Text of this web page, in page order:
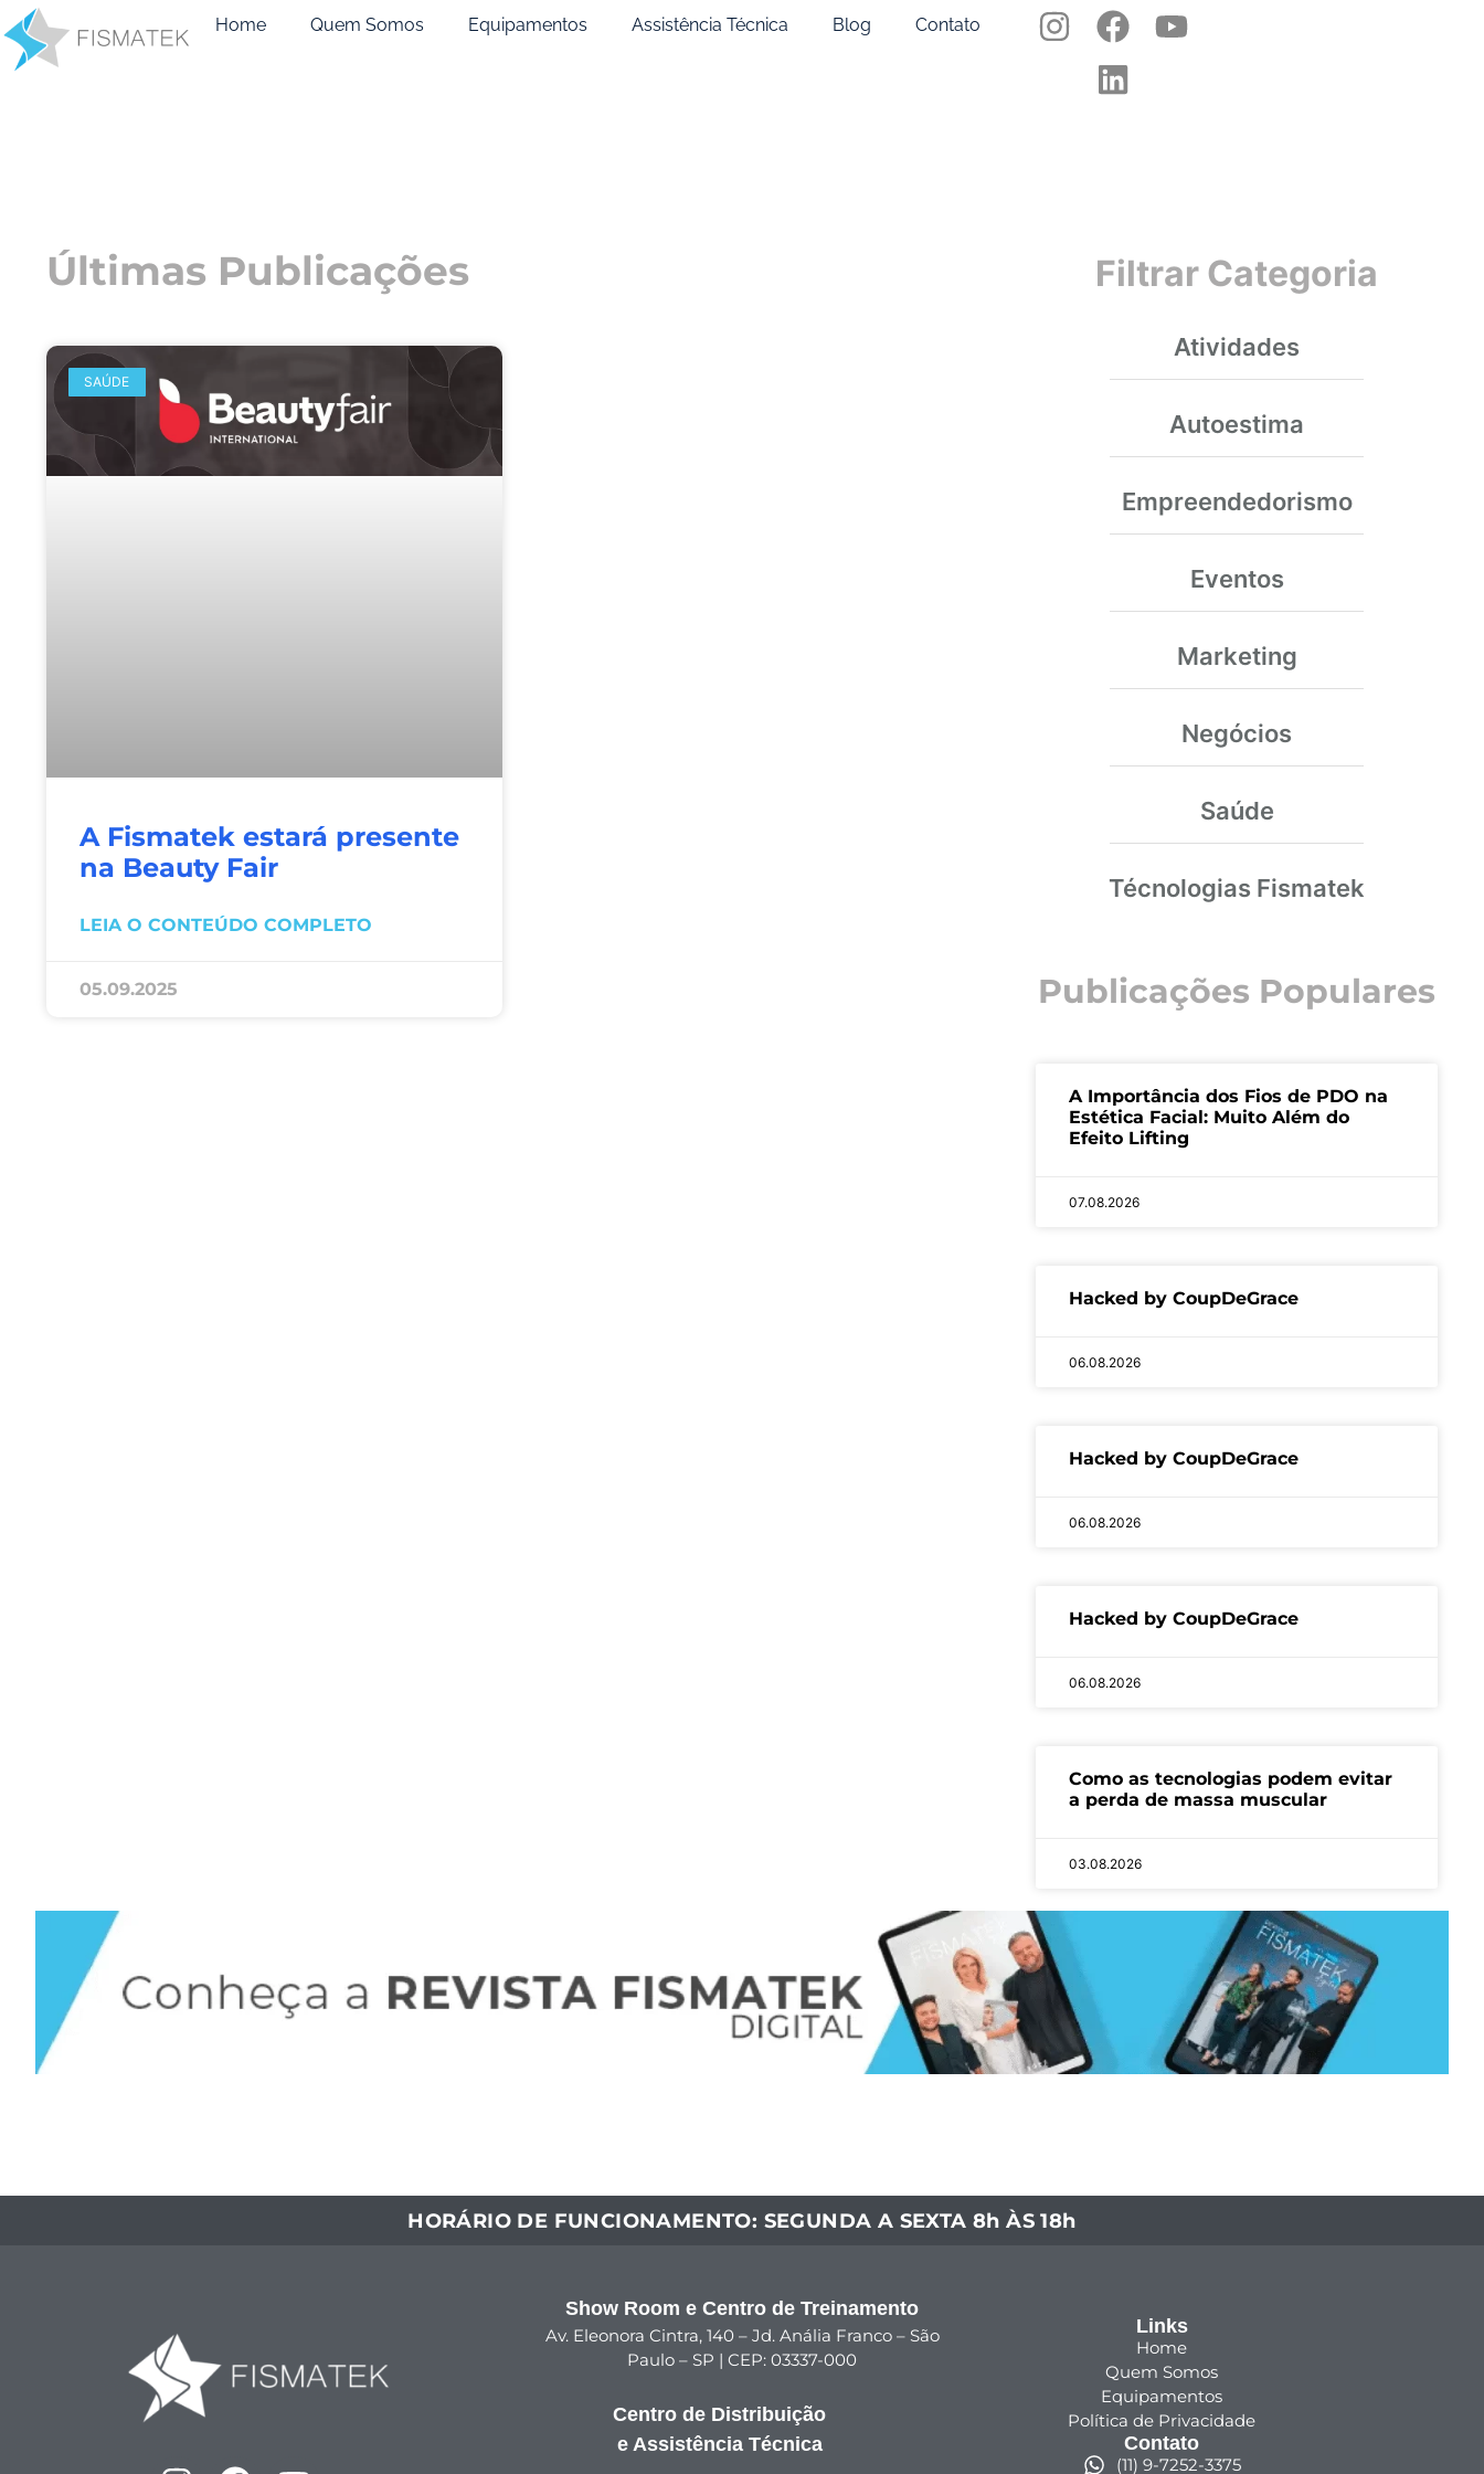
Home Quem Somos Equipamentos Assistência Técnica Blog Contato
Últimas Publicações
SAÚDE
A Fismatek estará presente
na Beauty Fair
LEIA O CONTEÚDO COMPLETO
05.09.2025
Filtrar Categoria
Atividades
Autoestima
Empreendedorismo
Eventos
Marketing
Negócios
Saúde
Técnologias Fismatek
Publicações Populares
A Importância dos Fios de PDO na
Estética Facial: Muito Além do
Efeito Lifting
07.08.2026
Hacked by CoupDeGrace
06.08.2026
Hacked by CoupDeGrace
06.08.2026
Hacked by CoupDeGrace
06.08.2026
Como as tecnologias podem evitar
a perda de massa muscular
03.08.2026
HORÁRIO DE FUNCIONAMENTO: SEGUNDA A SEXTA 8h ÀS 18h
Show Room e Centro de Treinamento
Av. Eleonora Cintra, 140 – Jd. Anália Franco – São
Paulo – SP | CEP: 03337-000
Centro de Distribuição
e Assistência Técnica
Links
Home
Quem Somos
Equipamentos
Política de Privacidade
Contato
(11) 9-7252-3375